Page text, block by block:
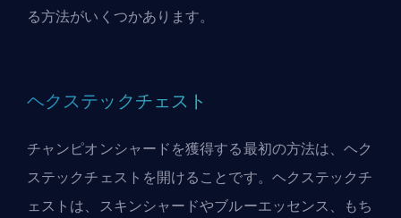
る方法がいくつかあります。
ヘクステックチェスト
チャンピオンシャードを獲得する最初の方法は、ヘク
ステックチェストを開けることです。ヘクステックチ
ェストは、スキンシャードやブルーエッセンス、もち